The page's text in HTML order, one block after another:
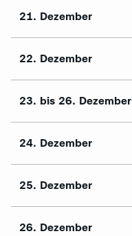
21. Dezember
22. Dezember
23. bis 26. Dezember
24. Dezember
25. Dezember
26. Dezember